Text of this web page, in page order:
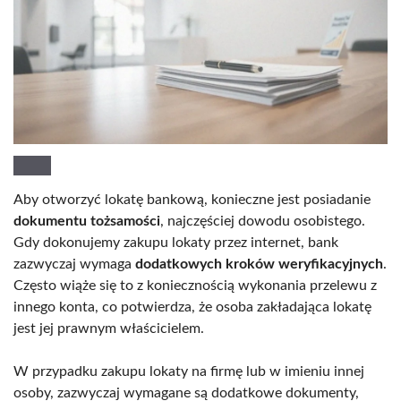
Aby otworzyć lokatę bankową, konieczne jest posiadanie
dokumentu tożsamości, najczęściej dowodu osobistego.
Gdy dokonujemy zakupu lokaty przez internet, bank
zazwyczaj wymaga dodatkowych kroków weryfikacyjnych.
Często wiąże się to z koniecznością wykonania przelewu z
innego konta, co potwierdza, że osoba zakładająca lokatę
jest jej prawnym właścicielem.
W przypadku zakupu lokaty na firmę lub w imieniu innej
osoby, zazwyczaj wymagane są dodatkowe dokumenty,